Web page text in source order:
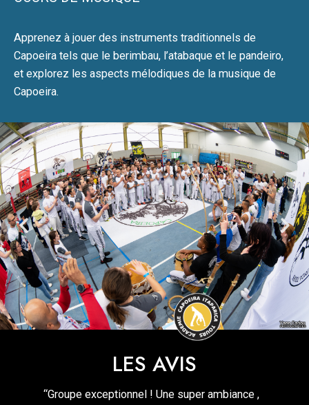
Apprenez à jouer des instruments traditionnels de
Capoeira tels que le berimbau, l’atabaque et le pandeiro,
et explorez les aspects mélodiques de la musique de
Capoeira.
LES AVIS
“Groupe exceptionnel ! Une super ambiance ,